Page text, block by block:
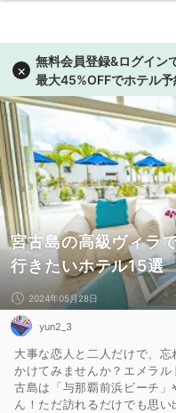
宮古島の高級ヴィラ
行きたいホテル15選
2024年05月28日
yun2_3
大事な恋人と二人だけで、
かけてみませんか？エメラ
古島は「与那覇前浜ビーチ
ん！ただ訪れるだけでも思